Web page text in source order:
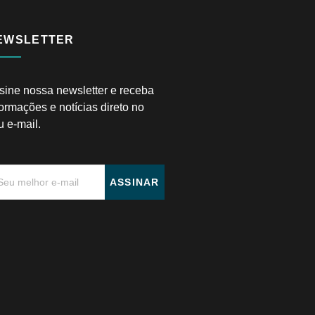
nossa newsletter e receba
e notícias direto no
e-mail.
ASSINAR